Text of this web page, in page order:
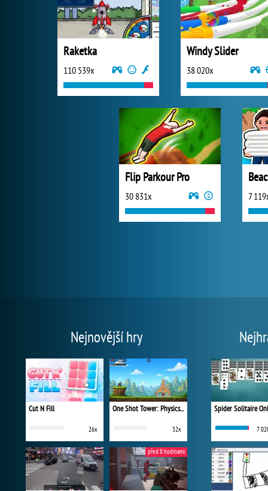
Raketka
110 539x
Windy Slider
38 020x
Flip Parkour Pro
30 831x 7
Nejnovější hry
Cut N Fill
26x
One Shot Tower: Physics Destroyer
32x
před 8 hodinami
Spider Solitaire
7